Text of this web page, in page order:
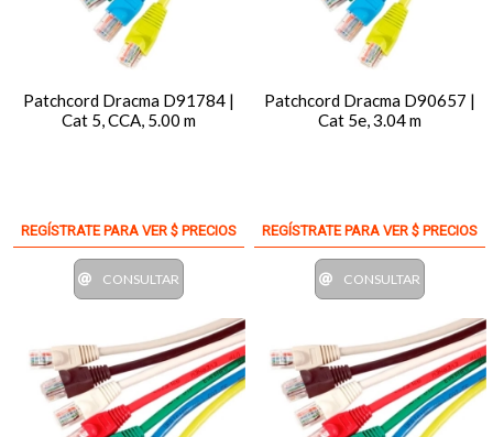
Patchcord Dracma D91784 |
Cat 5, CCA, 5.00 m
REGÍSTRATE PARA VER $ PRECIOS
CONSULTAR
Patchcord Dracma D90657 |
Cat 5e, 3.04 m
REGÍSTRATE PARA VER $ PRECIOS
CONSULTAR